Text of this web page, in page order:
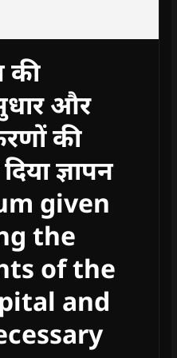
की
और
की
ज्ञापन
given
the
of the
and